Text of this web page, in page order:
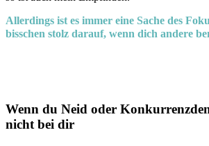
Allerdings ist es immer eine Sache des
bisschen stolz darauf, wenn dich andere
Wenn du Neid oder
nicht bei dir